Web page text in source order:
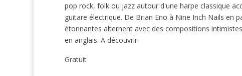
pop rock, folk ou jazz autour d'une harpe classique
guitare électrique. De Brian Eno à Nine Inch Nails en
étonnantes alternent avec des compositions
en anglais. A découvrir.
Gratuit